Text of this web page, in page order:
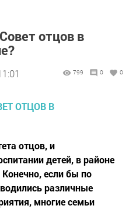
отцов в
799 0 0
отцов, и
детей, в районе
если бы по
различные
многие семьи